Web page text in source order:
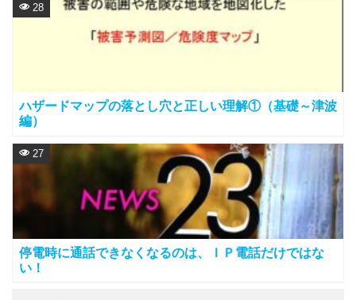
ハザードマップの落とし穴と正しい理解①（基礎～津波
編）
28
停電時に通話できなくなるのは、ＩＰ電話だけではな
い！
27